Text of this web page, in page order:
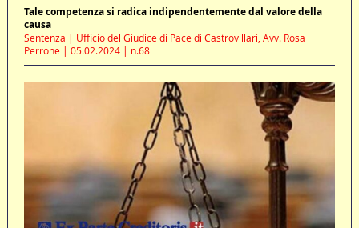
Tale competenza si radica indipendentemente dal valore della
causa
Sentenza | Ufficio del Giudice di Pace di Castrovillari, Avv. Rosa
Perrone | 05.02.2024 | n.68